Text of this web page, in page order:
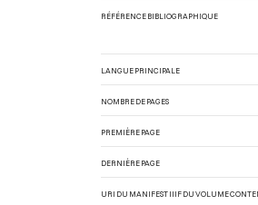
RÉFÉRENCE BIBLIOGRAPHIQUE
LANGUE PRINCIPALE
NOMBRE DE PAGES
PREMIÈRE PAGE
DERNIÈRE PAGE
URI DU MANIFEST IIIF DU VOLUME